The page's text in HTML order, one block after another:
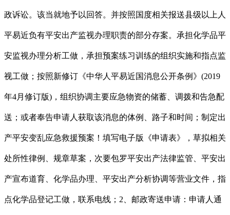
政诉讼。该当就地予以回答。并按照国度相关报送县级以上人
平易近负有平安出产监视办理职责的部分存案。承担化学品平
安监视办理分析工做，承担预案练习训练的组织实施和指点监
视工做；按照新修订《中华人平易近国消息公开条例》(2019
年4月修订版)，组织协调主要应急物资的储蓄、调拨和告急配
送；或者奉告申请人获取该消息的体例、路子和时间；制定出
产平安变乱应急救援预案！填写电子版《申请表》，草拟相关
处所性律例、规章草案，次要包罗平安出产法律监管、平安出
产宣布道育、化学品办理、平安出产分析协调等营业文件，指
点化学品登记工做，联系电线；2、邮政寄送申请：申请人通